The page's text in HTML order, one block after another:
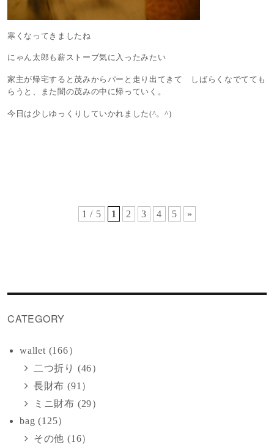
寒くなってきましたね
にゃん太郎も薪ストーブ気に入ったみたい
家主が帰宅すると茂みからパーと走り出てきて しばらくなでてても
らうと、また闇の茂みの中に帰っていく。
今日は少しゆっくりしていかれました(^。^)
1 / 5 1 2 3 4 5 »
CATEGORY
wallet (166）
二つ折り (46）
長財布 (91）
ミニ財布 (29）
bag (125）
その他 (16）